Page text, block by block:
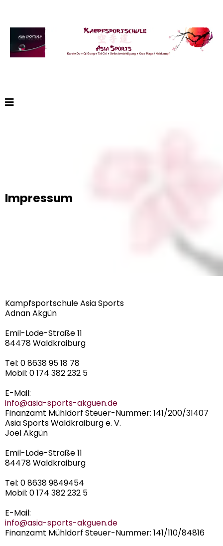
Impressum
Kampfsportschule Asia Sports
Adnan Akgün
Emil-Lode-Straße 11
84478 Waldkraiburg
Tel: 0 8638 95 18 78
Mobil: 0 174 382 232 5
E-Mail:
info@asia-sports-akguen.de
Finanzamt Mühldorf Steuer-Nummer: 141/200/31407
Asia Sports Waldkraiburg e. V.
Joel Akgün
Emil-Lode-Straße 11
84478 Waldkraiburg
Tel: 0 8638 9849454
Mobil: 0 174 382 232 5
E-Mail:
info@asia-sports-akguen.de
Finanzamt Mühldorf Steuer-Nummer: 141/110/84816